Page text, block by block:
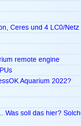
Ceres und 4 LC0/Netz
remote engine
Aquarium 2022?
Was soll das hier?